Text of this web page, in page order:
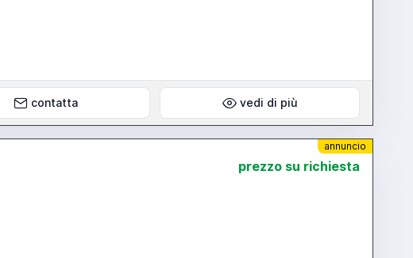
contatta vedi di più
annuncio
prezzo su richiesta